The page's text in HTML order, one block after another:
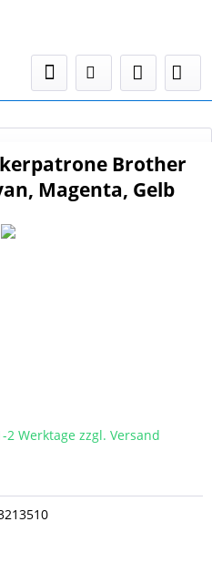
Brother
Magenta, Gelb
Werktage zzgl. Versand